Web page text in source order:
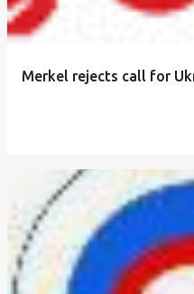
Merkel rejects call for